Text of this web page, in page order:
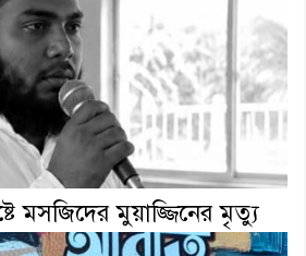
মসজিদের মুয়াজ্জিনের মৃত্যু